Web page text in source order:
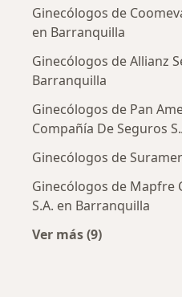
Ginecólogos de
en Barranquilla
Ginecólogos de Allianz
Barranquilla
Ginecólogos de Pan
Compañía De Seguros
Ginecólogos de
Ginecólogos de Mapfre
S.A. en Barranquilla
Ver más (9)